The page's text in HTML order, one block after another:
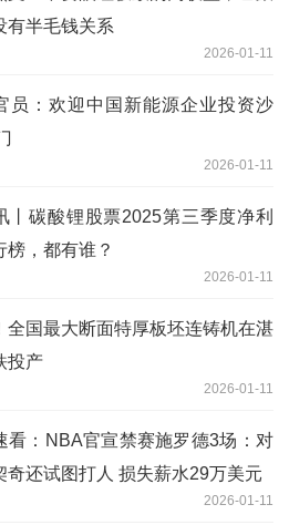
有半毛钱关系
2026-01-11
员：欢迎中国新能源企业投资沙
2026-01-11
丨碳酸锂股票2025第三季度净利
榜，都有谁？
2026-01-11
全国最大断面特厚板坯连铸机在湛
投产
2026-01-11
看：NBA官宣禁赛施罗德3场：对
奇还试图打人 损失薪水29万美元
2026-01-11